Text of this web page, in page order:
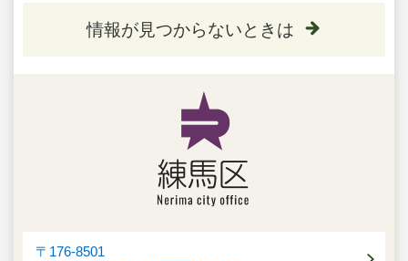
情報が見つからないときは
〒176-8501